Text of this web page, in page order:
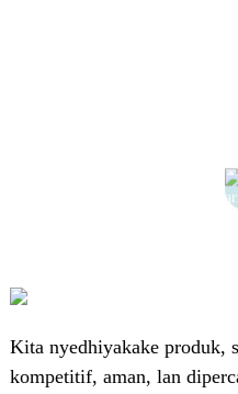
Kita nyedhiyakake produk,
kompetitif, aman, lan